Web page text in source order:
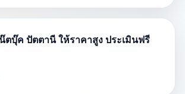
ตบุ๊ค ปัตตานี ให้ราคาสูง ประเมินฟรี